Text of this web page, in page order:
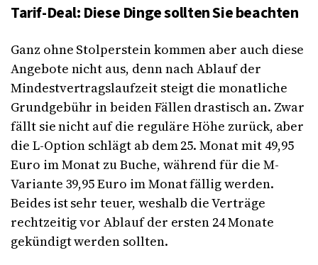
Tarif-Deal: Diese Dinge sollten Sie beachten
Ganz ohne Stolperstein kommen aber auch diese
Angebote nicht aus, denn nach Ablauf der
Mindestvertragslaufzeit steigt die monatliche
Grundgebühr in beiden Fällen drastisch an. Zwar
fällt sie nicht auf die reguläre Höhe zurück, aber
die L-Option schlägt ab dem 25. Monat mit 49,95
Euro im Monat zu Buche, während für die M-
Variante 39,95 Euro im Monat fällig werden.
Beides ist sehr teuer, weshalb die Verträge
rechtzeitig vor Ablauf der ersten 24 Monate
gekündigt werden sollten.